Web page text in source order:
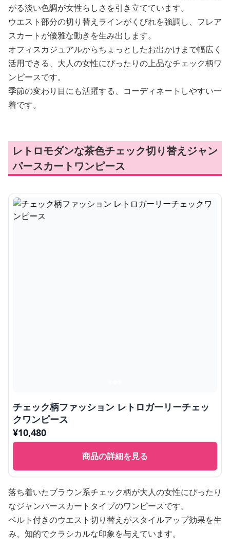
がる淡い色調が女性らしさを引き立てています。
ウエスト部分の切り替えラインがくびれを強調し、フレア
スカートが優雅な動きを生み出します。
オフィスカジュアルからちょっとしたお出かけまで幅広く
活用できる、大人の女性にぴったりの上品なチェック柄ワ
ンピースです。
季節の変わり目にも活躍する、コーディネートしやすい一
着です。
レトロモダンな茶色チェック切り替えジャン
パースカートワンピース
チェック柄ファッション レトロガーリーチェッ
クワンピース
¥10,480
商品の詳細を見る
落ち着いたブラウン系チェック柄が大人の女性にぴったり
なジャンパースカートタイプのワンピースです。
ベルト付きのウエスト切り替えがスタイルアップ効果を生
み、知的でクラシカルな印象を与えています。